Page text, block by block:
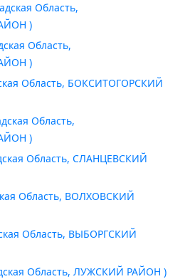
Область,
)
Область,
)
Область, БОКСИТОГОРСКИЙ
Область,
)
Область, СЛАНЦЕВСКИЙ
Область, ВОЛХОВСКИЙ
Область, ВЫБОРГСКИЙ
Область, ЛУЖСКИЙ РАЙОН )